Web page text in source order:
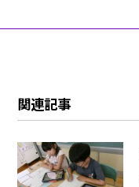
関連記事